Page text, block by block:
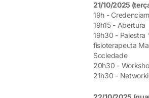
21/10/2025
19h -
19h15 - Abertura
19h30 - Palestra
fisioterapeuta
Sociedade
20h30 -
21h30 -